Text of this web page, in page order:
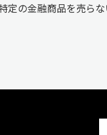
定の金融商品を売ら